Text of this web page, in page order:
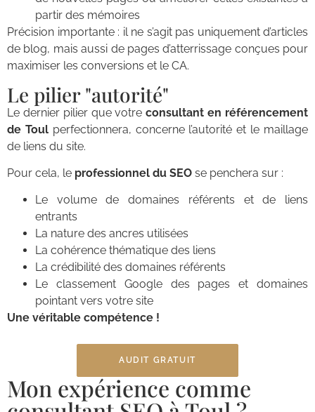
partir des mémoires
Précision importante : il ne s’agit pas uniquement d’articles
de blog, mais aussi de pages d’atterrissage conçues pour
maximiser les conversions et le CA.
Le pilier "autorité"
Le dernier pilier que votreconsultant en référencement
de Toulperfectionnera, concerne l’autorité et le maillage
de liens du site.
Pour cela, le professionnel du SEO se penchera sur :
Le volume de domaines référents et de liens
entrants
La nature des ancres utilisées
La cohérence thématique des liens
La crédibilité des domaines référents
Le classement Google des pages et domaines
pointant vers votre site
Une véritable compétence !
AUDIT GRATUIT
Mon expérience comme